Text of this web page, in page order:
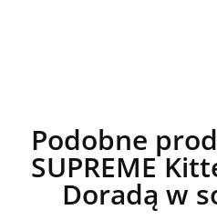
Podobne
SUPREME
Doradą w